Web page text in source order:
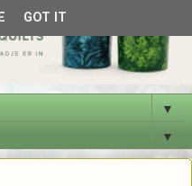
▼
▼
GOT IT